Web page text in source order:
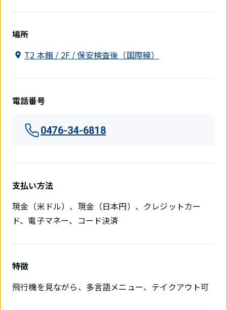
場所
T2 本館 / 2F / 保安検査後（国際線）
電話番号
0476-34-6818
支払い方法
現金（米ドル）、現金（日本円）、クレジットカー
ド、電子マネー、コード決済
特徴
飛行機を見ながら、多言語メニュー、テイクアウト可